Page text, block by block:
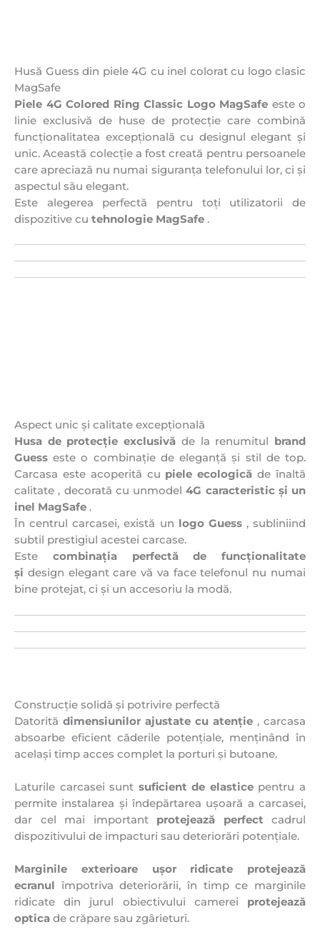
Husă Guess din piele 4G cu inel colorat cu logo clasic
MagSafe
Piele 4G Colored Ring Classic Logo MagSafe este o
linie exclusivă de huse de protecție care combină
funcționalitatea excepțională cu designul elegant și
unic. Această colecție a fost creată pentru persoanele
care apreciază nu numai siguranța telefonului lor, ci și
aspectul său elegant.
Este alegerea perfectă pentru toți utilizatorii de
dispozitive cu tehnologie MagSafe .
Aspect unic și calitate excepțională
Husa de protecție exclusivă de la renumitul
brand
Guess este o combinație de eleganță și stil de top.
Carcasa este acoperită cu piele ecologică de înaltă
calitate , decorată cu unmodel 4G caracteristic și un
inel MagSafe .
În centrul carcasei, există un logo Guess, subliniind
subtil prestigiul acestei carcase.
Este combinația perfectă de funcționalitate
și design elegant care vă va face telefonul nu numai
bine protejat, ci și un accesoriu la modă.
Construcție solidă și potrivire perfectă
Datorită dimensiunilor ajustate cu atenție , carcasa
absoarbe eficient căderile potențiale, menținând în
același timp acces complet la porturi și butoane.
Laturile carcasei sunt suficient de elasticepentru a
permite instalarea și îndepărtarea ușoară a carcasei,
dar cel mai important protejează perfect cadrul
dispozitivului de impacturi sau deteriorări potențiale.
Marginile exterioare ușor ridicate protejează
ecranul
împotriva deteriorării, în timp ce marginile
ridicate din jurul obiectivului camerei protejează
optica de crăpare sau zgârieturi.